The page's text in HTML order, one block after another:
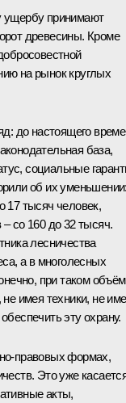
ущербу принимают
древесины. Кроме
на рынок круглых
до настоящего
база,
социальные
об их
17 тысяч человек,
– со 160 до 32 тысяч.
лесничества
а в многолесных
при таком
имея техники, не
эту охрану.
правовых формах,
Это уже
акты,